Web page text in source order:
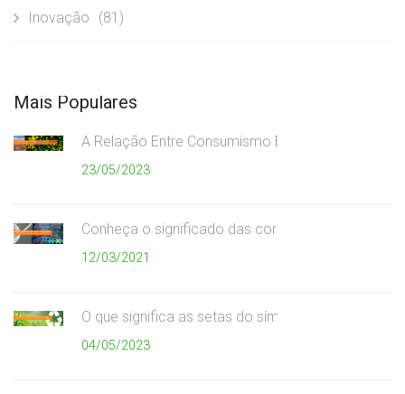
Inovação (81)
Mais Populares
A Relação Entre Consumismo Exagerado e Meio
23/05/2023
Conheça o significado das cores da coleta
12/03/2021
O que significa as setas do símbolo da reciclagem
04/05/2023